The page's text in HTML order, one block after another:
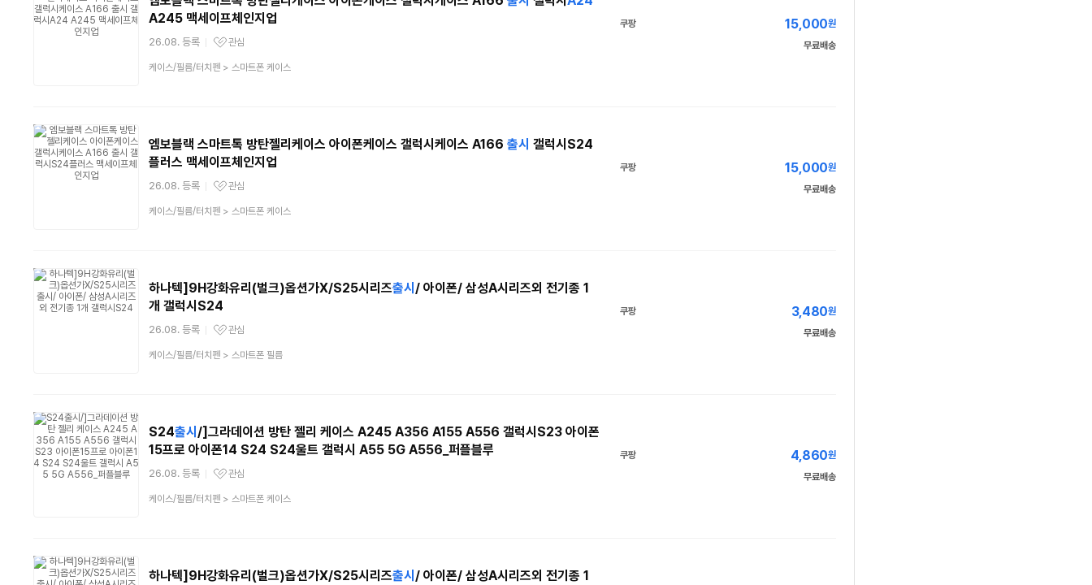
A245 맥세이프체인지업
26.08. 등록
관심상품
관심
상
케이스/필름/터치펜> 스마트폰 케이스
쿠팡 15,000원
무료배송
엠보블랙 스마트톡 방탄젤리케이스 아이폰케이스 갤럭시케이스 A166 출시 갤럭시S24
플러스 맥세이프체인지업
26.08. 등록
관심상품
관심
상
케이스/필름/터치펜> 스마트폰 케이스
쿠팡 15,000원
무료배송
하나텍]9H강화유리(벌크)옵션가X/S25시리즈출시 / 아이폰/ 삼성A시리즈외 전기종 1
개 갤럭시S24
26.08. 등록
관심상품
관심
상
케이스/필름/터치펜> 스마트폰 필름
쿠팡 3,480원
무료배송
S24출시 /]그라데이션 방탄 젤리 케이스 A245 A356 A155 A556 갤럭시S23 아이폰
15프로 아이폰14 S24 S24울트 갤럭시 A55 5G A556_퍼플블루
26.08. 등록
관심상품
관심
상
케이스/필름/터치펜> 스마트폰 케이스
쿠팡 4,860원
무료배송
하나텍]9H강화유리(벌크)옵션가X/S25시리즈출시 / 아이폰/ 삼성A시리즈외 전기종 1